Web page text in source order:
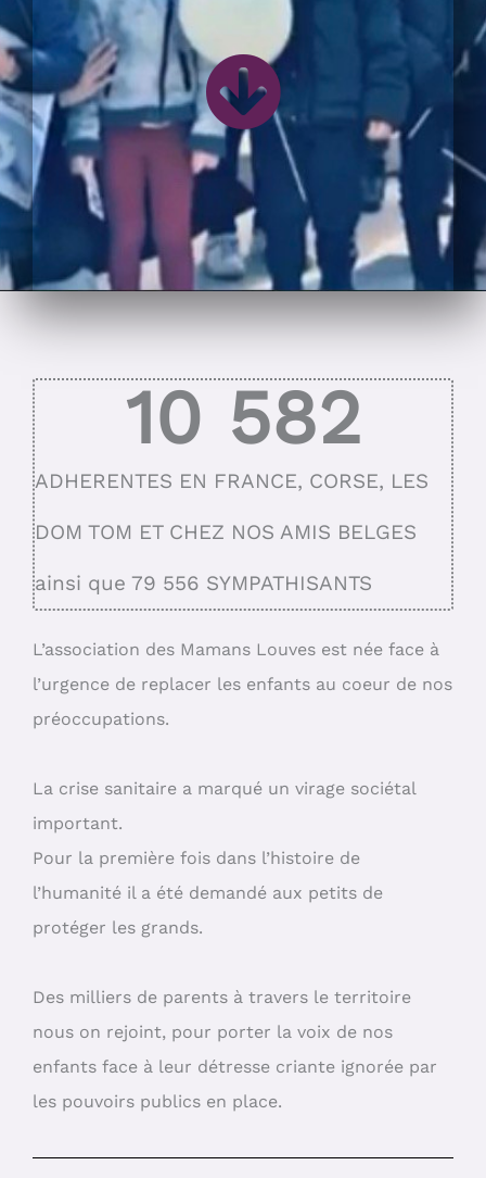
ADHERENTES EN FRANCE, CORSE, LES
DOM TOM ET CHEZ NOS AMIS BELGES
ainsi que 79 556 SYMPATHISANTS
10 582
L’association des Mamans Louves est née face à
l’urgence de replacer les enfants au coeur de nos
préoccupations.
La crise sanitaire a marqué un virage sociétal
important.
Pour la première fois dans l’histoire de
l’humanité il a été demandé aux petits de
protéger les grands.
Des milliers de parents à travers le territoire
nous on rejoint, pour porter la voix de nos
enfants face à leur détresse criante ignorée par
les pouvoirs publics en place.